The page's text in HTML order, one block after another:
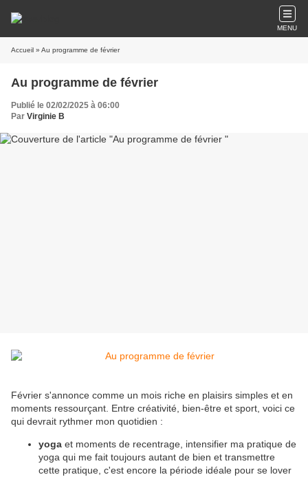
MENU
Accueil » Au programme de février
Au programme de février
Publié le 02/02/2025 à 06:00
Par Virginie B
Février s'annonce comme un mois riche en plaisirs simples et en
moments ressourçant. Entre créativité, bien-être et sport, voici ce
qui devrait rythmer mon quotidien :
yoga et moments de recentrage, intensifier ma pratique de
yoga qui me fait toujours autant de bien et transmettre
cette pratique, c'est encore la période idéale pour se lover